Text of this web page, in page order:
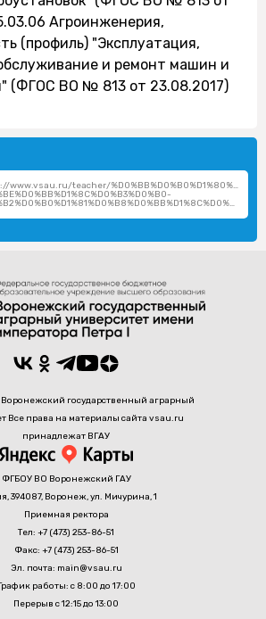
Агроинженерия,
(профиль) "Эксплуатация,
и ремонт машин и
(ФГОС ВО № 813 от 23.08.2017)
www.vsau.ru/teacher/
%D0%B2%D0%B0%D1%81%D0%B8%D0%BB%D1%8C%D0%B5%D0%B2%D0%BD%D0%B0/
государственный аграрный
Все права на материалы сайта vsau.ru
принадлежат ВГАУ
ФГБОУ ВО Воронежский ГАУ
394087, Воронеж, ул. Мичурина, 1
Приемная ректора
Тел: +7 (473) 253-86-51
Факс: +7 (473) 253-86-51
Эл. почта: main@vsau.ru
работы: с 8:00 до 17:00
Перерыв с 12:15 до 13:00